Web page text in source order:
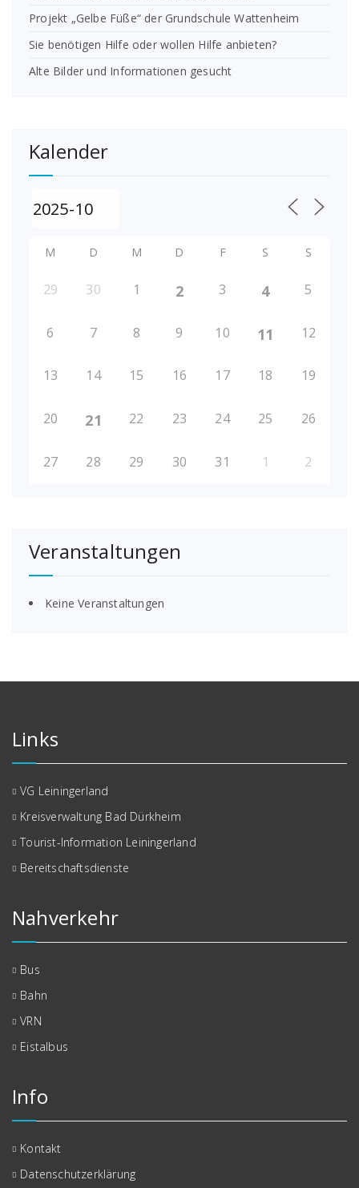
Projekt „Gelbe Füße“ der Grundschule Wattenheim
Sie benötigen Hilfe oder wollen Hilfe anbieten?
Alte Bilder und Informationen gesucht
Kalender
M D M D F S S
29 30 1 2 3 4 5
6 7 8 9 10 11 12
13 14 15 16 17 18 19
20 21 22 23 24 25 26
27 28 29 30 31 1 2
Veranstaltungen
Keine Veranstaltungen
Links
VG Leiningerland
Kreisverwaltung Bad Dürkheim
Tourist-Information Leiningerland
Bereitschaftsdienste
Nahverkehr
Bus
Bahn
VRN
Eistalbus
Info
Kontakt
Datenschutzerklärung